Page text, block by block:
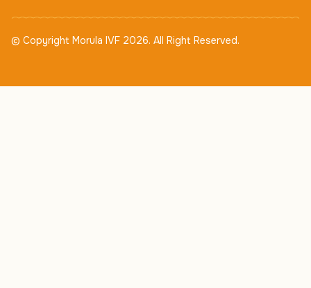
© Copyright Morula IVF 2026. All Right Reserved.